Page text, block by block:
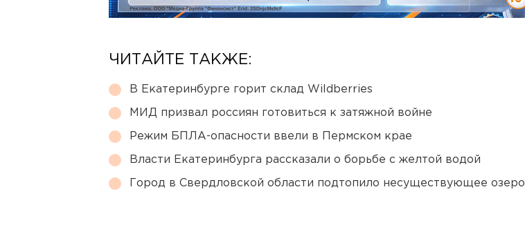
ЧИТАЙТЕ ТАКЖЕ:
В Екатеринбурге горит склад Wildberries
МИД призвал россиян готовиться к затяжной войне
Режим БПЛА-опасности ввели в Пермском крае
Власти Екатеринбурга рассказали о борьбе с желтой водой
Город в Свердловской области подтопило несуществующее озеро